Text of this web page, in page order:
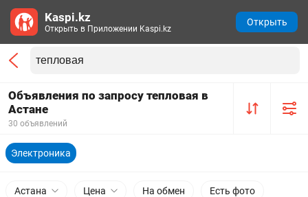
Объявления по запросу тепловая в
Астане
30 объявлений
Электроника
Астана Цена На обмен Есть фото
Kaspi.kz
Открыть в Приложении Kaspi.kz
Открыть